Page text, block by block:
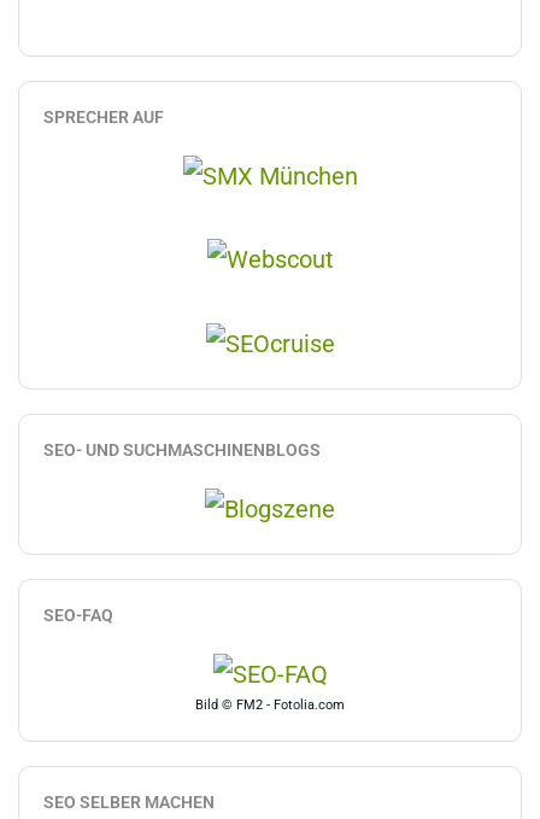
SPRECHER AUF
SEO- UND SUCHMASCHINENBLOGS
SEO-FAQ
Bild © FM2 - Fotolia.com
SEO SELBER MACHEN